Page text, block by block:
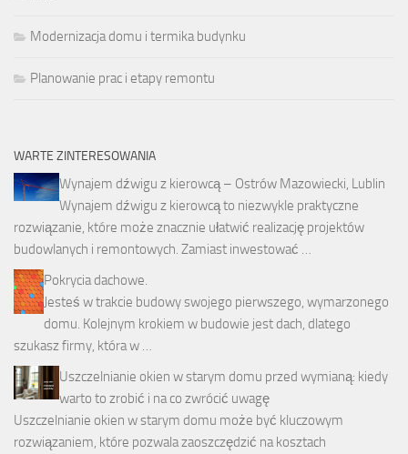
Modernizacja domu i termika budynku
Planowanie prac i etapy remontu
WARTE ZINTERESOWANIA
Wynajem dźwigu z kierowcą – Ostrów Mazowiecki, Lublin
Wynajem dźwigu z kierowcą to niezwykle praktyczne
rozwiązanie, które może znacznie ułatwić realizację projektów
budowlanych i remontowych. Zamiast inwestować …
Pokrycia dachowe.
Jesteś w trakcie budowy swojego pierwszego, wymarzonego
domu. Kolejnym krokiem w budowie jest dach, dlatego
szukasz firmy, która w …
Uszczelnianie okien w starym domu przed wymianą: kiedy
warto to zrobić i na co zwrócić uwagę
Uszczelnianie okien w starym domu może być kluczowym
rozwiązaniem, które pozwala zaoszczędzić na kosztach